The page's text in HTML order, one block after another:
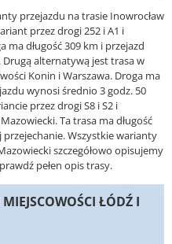
przejazdu na trasie Inowrocław
przez drogi 252 i A1 i
ma długość 309 km i przejazd
Drugą alternatywą jest trasa w
Konin i Warszawa. Droga ma
wynosi średnio 3 godz. 50
przez drogi S8 i S2 i
Ta trasa ma długość
Wszystkie warianty
szczegółowo opisujemy
pełen opis trasy.
ŁÓDŹ I